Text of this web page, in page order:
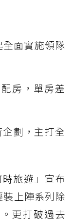
面實施領隊
房，單房差
劃，主打全
旅遊」宣布
上陣系列除
更打破過去